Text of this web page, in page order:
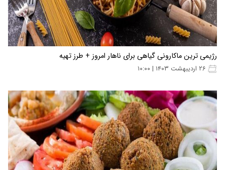
رژیمی ترین ماکارونی گیاهی برای ناهار امروز + طرز تهیه